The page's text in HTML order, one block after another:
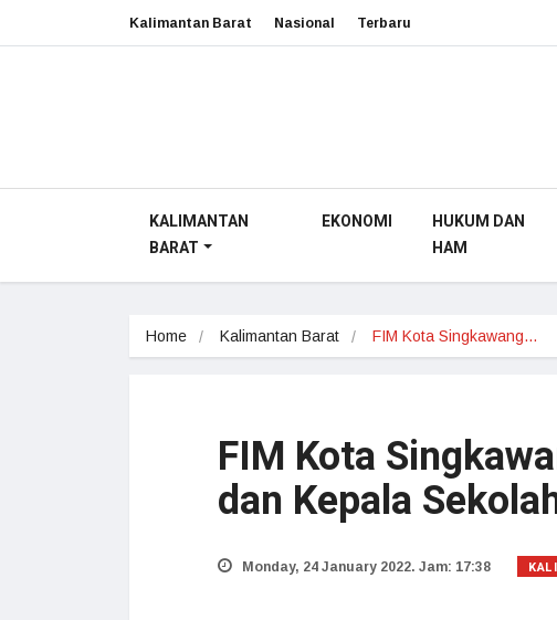
Kalimantan Barat Nasional Terbaru
KALIMANTAN
BARAT
EKONOMI
HUKUM DAN
HAM
Home Kalimantan Barat FIM Kota Singkawang…
FIM Kota
dan Kepala
Monday, 24 January 2022. Jam: 17:38